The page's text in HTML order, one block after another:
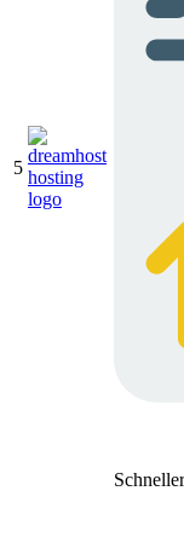
5
Schneller